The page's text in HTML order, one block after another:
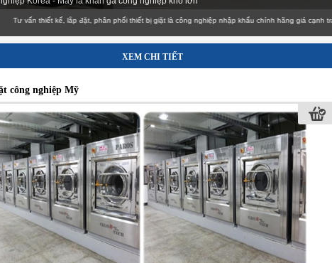
thiết kế, lắp đặt, phân phối thiết bị giặt là công nghiệp nhập khẩu chính hãng giá cạnh tranh
XEM CHI TIẾT
công nghiệp Mỹ